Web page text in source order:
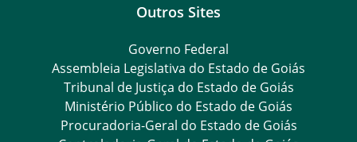
Outros Sites
Governo Federal
Assembleia Legislativa do Estado de Goiás
Tribunal de Justiça do Estado de Goiás
Ministério Público do Estado de Goiás
Procuradoria-Geral do Estado de Goiás